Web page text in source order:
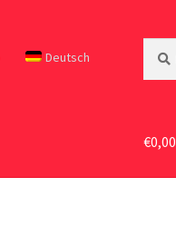
Deutsch
nach:
€0,00